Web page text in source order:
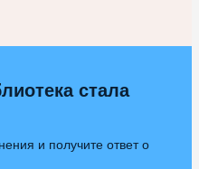
стала
и получите ответ о